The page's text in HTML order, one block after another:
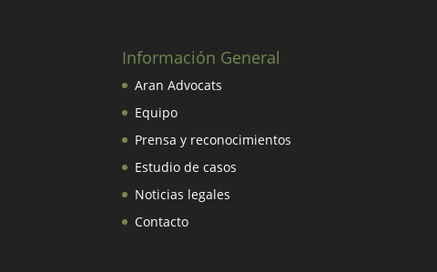
Información General
Aran Advocats
Equipo
Prensa y reconocimientos
Estudio de casos
Noticias legales
Contacto